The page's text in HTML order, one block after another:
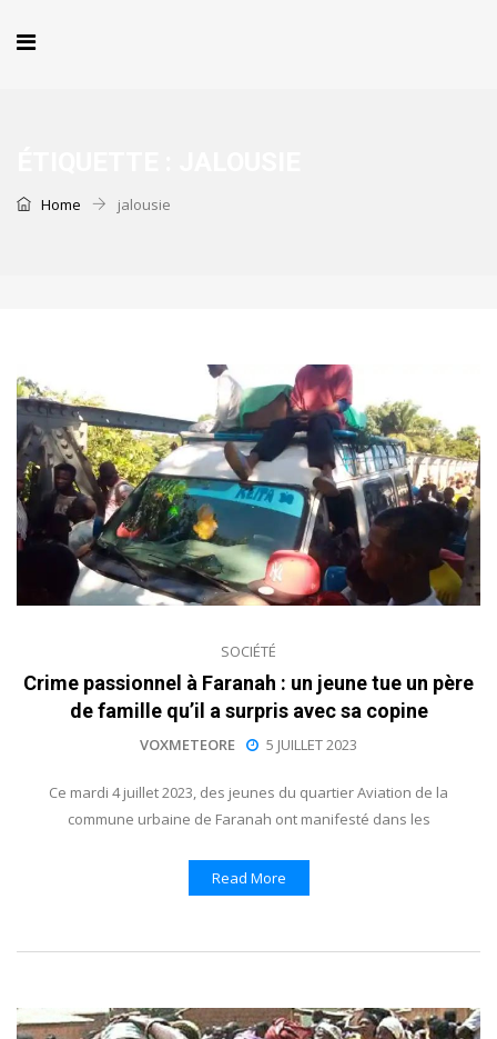
Home jalousie
SOCIÉTÉ
Crime passionnel à Faranah : un jeune tue un père
de famille qu’il a surpris avec sa copine
VOXMETEORE 5 JUILLET 2023
Ce mardi 4 juillet 2023, des jeunes du quartier Aviation de la
commune urbaine de Faranah ont manifesté dans les
Read More